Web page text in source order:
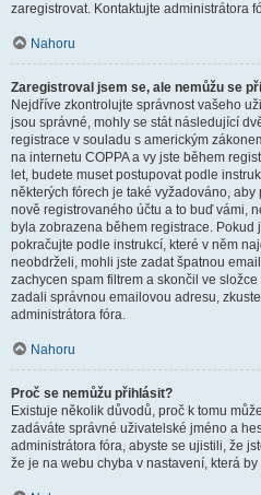
zaregistrovat. Kontaktujte administrátora
Nahoru
Zaregistroval jsem se, ale nemůžu se
Nejdříve zkontrolujte správnost vašeho
jsou správné, mohly se stát následující
registrace v souladu s americkým
na internetu COPPA a vy jste během
let, budete muset postupovat podle
některých fórech je také vyžadováno,
nově registrovaného účtu a to buď vámi,
byla zobrazena během registrace.
pokračujte podle instrukcí, které v něm
neobdrželi, mohli jste zadat špatnou
zachycen spam filtrem a skončil ve
zadali správnou emailovou adresu,
administrátora fóra.
Nahoru
Proč se nemůžu přihlásit?
Existuje několik důvodů, proč k tomu
zadáváte správné uživatelské jméno a
administrátora fóra, abyste se ujistili, že
že je na webu chyba v nastavení, která